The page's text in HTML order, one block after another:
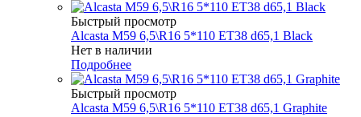
Быстрый просмотр
Alcasta M59 6,5\R16 5*110 ET38 d65,1 Black
Нет в наличии
Подробнее
Быстрый просмотр
Alcasta M59 6,5\R16 5*110 ET38 d65,1 Graphite